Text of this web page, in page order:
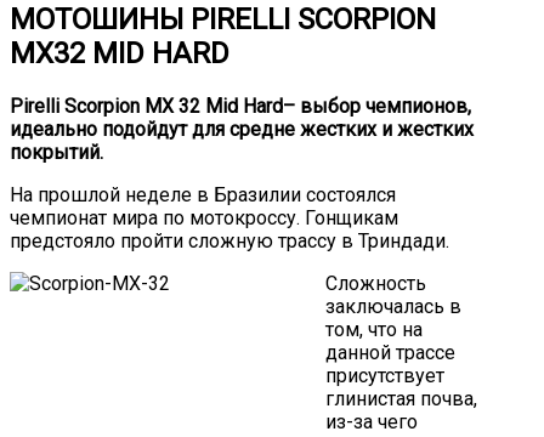
МОТОШИНЫ PIRELLI SCORPION
MX32 MID HARD
Pirelli Scorpion MX 32 Mid Hard– выбор чемпионов,
идеально подойдут для средне жестких и жестких
покрытий.
На прошлой неделе в Бразилии состоялся
чемпионат мира по мотокроссу. Гонщикам
предстояло пройти сложную трассу в Триндади.
Сложность
заключалась в
том, что на
данной трассе
присутствует
глинистая почва,
из-за чего